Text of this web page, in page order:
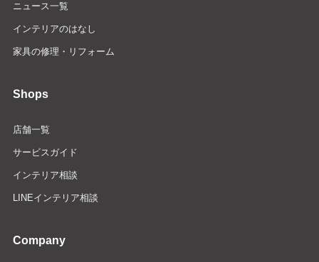
ニュース一覧
インテリアのはなし
家具の修理・リフォーム
Shops
店舗一覧
サービスガイド
インテリア相談
LINEインテリア相談
Company